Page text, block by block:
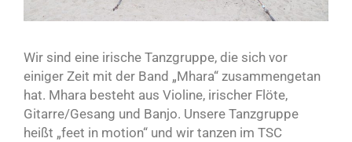
Wir sind eine irische Tanzgruppe, die sich vor
einiger Zeit mit der Band „Mhara“ zusammengetan
hat. Mhara besteht aus Violine, irischer Flöte,
Gitarre/Gesang und Banjo. Unsere Tanzgruppe
heißt „feet in motion“ und wir tanzen im TSC